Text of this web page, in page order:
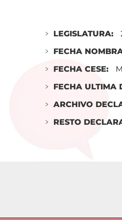
LEGISLATURA:
FECHA
FECHA CESE:
FECHA ULTIMA
ARCHIVO
RESTO